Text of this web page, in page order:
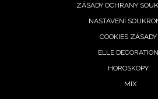
ZÁSADY OCHRANY
NASTAVENÍ
COOKIES ZÁSADY
ELLE DECORATION
HOROSKOPY
MIX